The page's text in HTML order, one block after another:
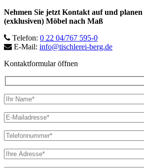
Nehmen Sie jetzt Kontakt auf und
(exklusiven) Möbel nach Maß
Telefon: 0 22 04/767 595-0
E-Mail: info@tischlerei-berg.de
Kontaktformular öffnen